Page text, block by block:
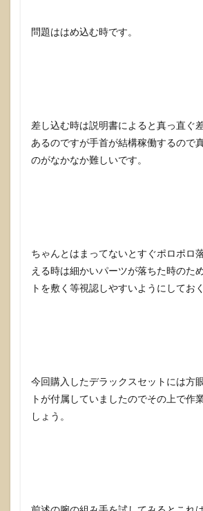
問題ははめ込む時です。
差し込む時は説明書によると真っ直ぐ
あるのですが手首が結構稼働するので
のがなかなか難しいです。
ちゃんとはまってないとすぐポロポロ
える時は細かいパーツが落ちた時のた
トを敷く等視認しやすいようにしてお
今回購入したデラックスセットには方
トが付属していましたのでその上で作
しょう。